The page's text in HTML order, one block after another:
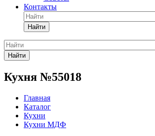
Контакты
Найти
Найти
Кухня №55018
Главная
Каталог
Кухни
Кухни МДФ